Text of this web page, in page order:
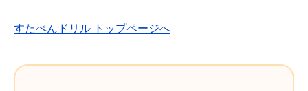
すたぺんドリル トップページへ